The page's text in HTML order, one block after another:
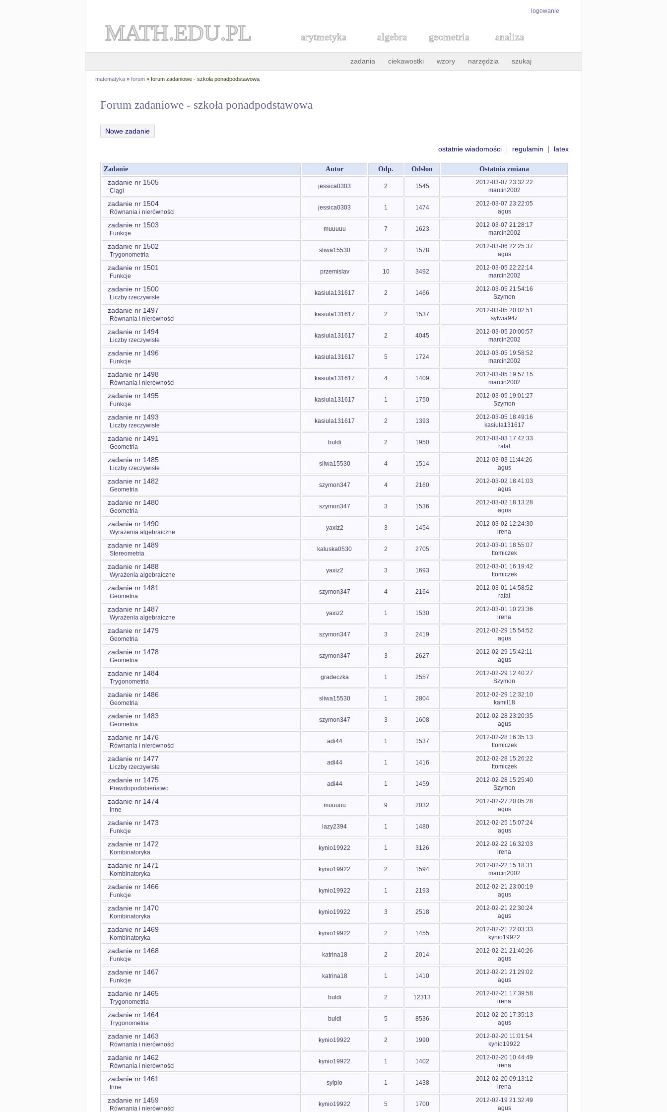
logowanie
MATH.EDU.PL arytmetyka algebra geometria analiza
zadania ciekawostki wzory narzędzia szukaj
matematyka » forum » forum zadaniowe - szkoła ponadpodstawowa
Forum zadaniowe - szkoła ponadpodstawowa
Nowe zadanie
ostatnie wiadomości | regulamin | latex
Zadanie Autor Odp. Odsłon Ostatnia zmiana
zadanie nr 1505
Ciągi
jessica0303 2 1545
2012-03-07 23:32:22
marcin2002
zadanie nr 1504
Równania i nierówności
jessica0303 1 1474
2012-03-07 23:22:05
agus
zadanie nr 1503
Funkcje
muuuuu 7 1623
2012-03-07 21:28:17
marcin2002
zadanie nr 1502
Trygonometria
sliwa15530 2 1578
2012-03-06 22:25:37
agus
zadanie nr 1501
Funkcje
przemislav 10 3492
2012-03-05 22:22:14
marcin2002
zadanie nr 1500
Liczby rzeczywiste
kasiula131617 2 1466
2012-03-05 21:54:16
Szymon
zadanie nr 1497
Równania i nierówności
kasiula131617 2 1537
2012-03-05 20:02:51
sylwia94z
zadanie nr 1494
Liczby rzeczywiste
kasiula131617 2 4045
2012-03-05 20:00:57
marcin2002
zadanie nr 1496
Funkcje
kasiula131617 5 1724
2012-03-05 19:58:52
marcin2002
zadanie nr 1498
Równania i nierówności
kasiula131617 4 1409
2012-03-05 19:57:15
marcin2002
zadanie nr 1495
Funkcje
kasiula131617 1 1750
2012-03-05 19:01:27
Szymon
zadanie nr 1493
Liczby rzeczywiste
kasiula131617 2 1393
2012-03-05 18:49:16
kasiula131617
zadanie nr 1491
Geometria
buldi 2 1950
2012-03-03 17:42:33
rafal
zadanie nr 1485
Liczby rzeczywiste
sliwa15530 4 1514
2012-03-03 11:44:26
agus
zadanie nr 1482
Geometria
szymon347 4 2160
2012-03-02 18:41:03
agus
zadanie nr 1480
Geometria
szymon347 3 1536
2012-03-02 18:13:28
agus
zadanie nr 1490
Wyrażenia algebraiczne
yaxiz2 3 1454
2012-03-02 12:24:30
irena
zadanie nr 1489
Stereometria
kaluska0530 2 2705
2012-03-01 18:55:07
ttomiczek
zadanie nr 1488
Wyrażenia algebraiczne
yaxiz2 3 1693
2012-03-01 16:19:42
ttomiczek
zadanie nr 1481
Geometria
szymon347 4 2164
2012-03-01 14:58:52
rafal
zadanie nr 1487
Wyrażenia algebraiczne
yaxiz2 1 1530
2012-03-01 10:23:36
irena
zadanie nr 1479
Geometria
szymon347 3 2419
2012-02-29 15:54:52
agus
zadanie nr 1478
Geometria
szymon347 3 2627
2012-02-29 15:42:11
agus
zadanie nr 1484
Trygonometria
gradeczka 1 2557
2012-02-29 12:40:27
Szymon
zadanie nr 1486
Geometria
sliwa15530 1 2804
2012-02-29 12:32:10
kamil18
zadanie nr 1483
Geometria
szymon347 3 1608
2012-02-28 23:20:35
agus
zadanie nr 1476
Równania i nierówności
adi44 1 1537
2012-02-28 16:35:13
ttomiczek
zadanie nr 1477
Liczby rzeczywiste
adi44 1 1416
2012-02-28 15:26:22
ttomiczek
zadanie nr 1475
Prawdopodobieństwo
adi44 1 1459
2012-02-28 15:25:40
Szymon
zadanie nr 1474
Inne
muuuuu 9 2032
2012-02-27 20:05:28
agus
zadanie nr 1473
Funkcje
lazy2394 1 1480
2012-02-25 15:07:24
agus
zadanie nr 1472
Kombinatoryka
kynio19922 1 3126
2012-02-22 16:32:03
irena
zadanie nr 1471
Kombinatoryka
kynio19922 2 1594
2012-02-22 15:18:31
marcin2002
zadanie nr 1466
Funkcje
kynio19922 1 2193
2012-02-21 23:00:19
agus
zadanie nr 1470
Kombinatoryka
kynio19922 3 2518
2012-02-21 22:30:24
agus
zadanie nr 1469
Kombinatoryka
kynio19922 2 1455
2012-02-21 22:03:33
kynio19922
zadanie nr 1468
Funkcje
katrina18 2 2014
2012-02-21 21:40:26
agus
zadanie nr 1467
Funkcje
katrina18 1 1410
2012-02-21 21:29:02
agus
zadanie nr 1465
Trygonometria
buldi 2 12313
2012-02-21 17:39:58
irena
zadanie nr 1464
Trygonometria
buldi 5 8536
2012-02-20 17:35:13
agus
zadanie nr 1463
Równania i nierówności
kynio19922 2 1990
2012-02-20 11:01:54
kynio19922
zadanie nr 1462
Równania i nierówności
kynio19922 1 1402
2012-02-20 10:44:49
irena
zadanie nr 1461
Inne
sylpio 1 1438
2012-02-20 09:13:12
irena
zadanie nr 1459
Równania i nierówności
kynio19922 5 1700
2012-02-19 21:32:49
agus